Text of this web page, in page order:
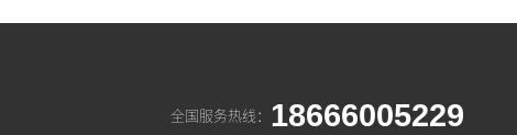
全国服务热线： 18666005229